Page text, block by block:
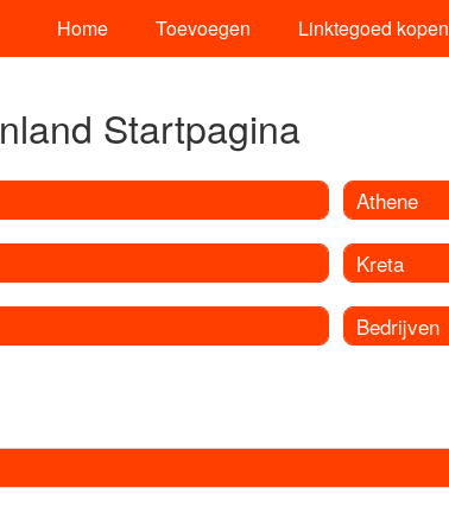
Home Toevoegen Linktegoed kopen
Startpagina
Athene
Kreta
Bedrijven